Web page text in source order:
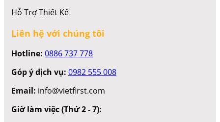
Hỗ Trợ Thiết Kế
Liên hệ với chúng tôi
Hotline: 0886 737 778
Góp ý dịch vụ: 0982 555 008
Email: info@vietfirst.com
Giờ làm việc (Thứ 2 - 7):